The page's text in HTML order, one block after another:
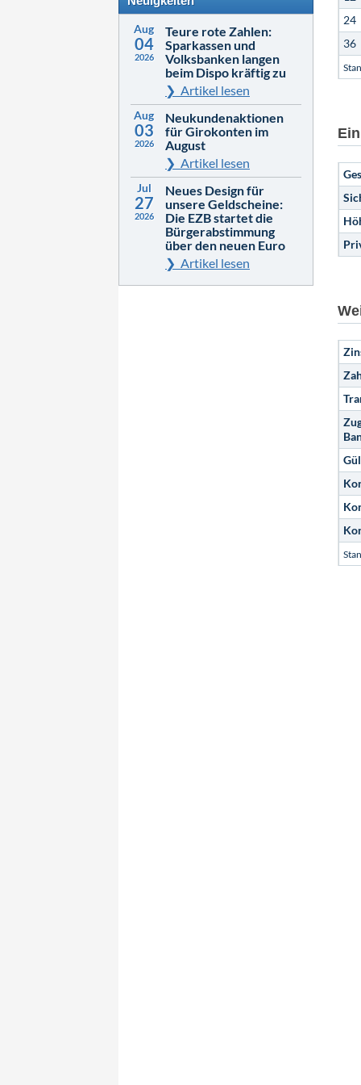
24
36
Teure rote Zahlen:
Sparkassen und
Volksbanken langen
beim Dispo kräftig zu
Artikel lesen
Aug
04
2026
Neukundenaktionen
für Girokonten im
August
Artikel lesen
Aug
03
2026
Neues Design für
unsere Geldscheine:
Die EZB startet die
Bürgerabstimmung
über den neuen Euro
Artikel lesen
Jul
27
2026